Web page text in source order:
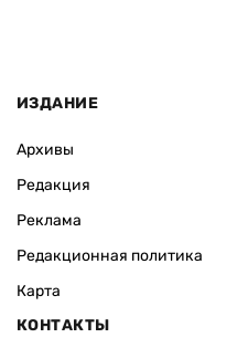
ИЗДАНИЕ
Архивы
Редакция
Реклама
Редакционная политика
Карта
КОНТАКТЫ